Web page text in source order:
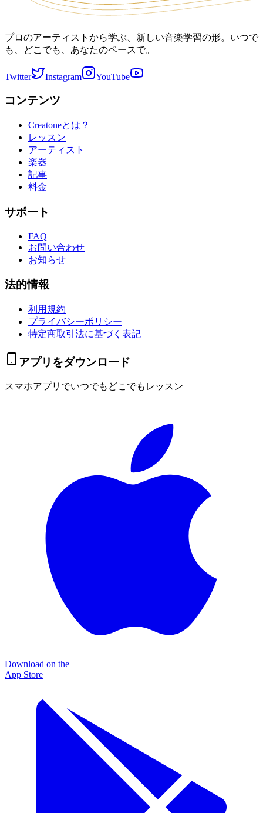
プロのアーティストから学ぶ、新しい音楽学習の形。いつで
も、どこでも、あなたのペースで。
Twitter Instagram YouTube
コンテンツ
Creatoneとは？
レッスン
アーティスト
楽器
記事
料金
サポート
FAQ
お問い合わせ
お知らせ
法的情報
利用規約
プライバシーポリシー
特定商取引法に基づく表記
アプリをダウンロード
スマホアプリでいつでもどこでもレッスン
Download on the
App Store